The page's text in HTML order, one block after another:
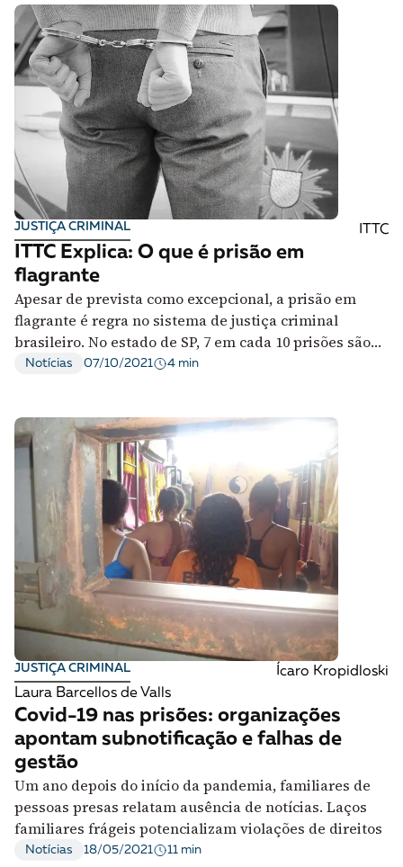
JUSTIÇA CRIMINAL ITTC
ITTC Explica: O que é prisão em
flagrante
Apesar de prevista como excepcional, a prisão em
flagrante é regra no sistema de justiça criminal
brasileiro. No estado de SP, 7 em cada 10 prisões são
feitas em flagrante
Notícias 07/10/2021 4 min
JUSTIÇA CRIMINAL
Ícaro Kropidloski
Laura Barcellos de Valls
Covid-19 nas prisões: organizações
apontam subnotificação e falhas de
gestão
Um ano depois do início da pandemia, familiares de
pessoas presas relatam ausência de notícias. Laços
familiares frágeis potencializam violações de direitos
Notícias 18/05/2021 11 min